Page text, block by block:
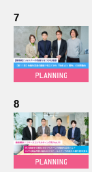
7
8